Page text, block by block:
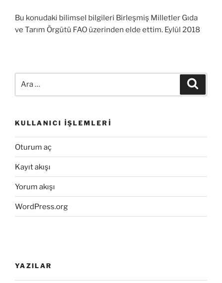
Bu konudaki bilimsel bilgileri Birleşmiş Milletler Gıda
ve Tarım Örgütü FAO üzerinden elde ettim. Eylül 2018
KULLANICI İŞLEMLERI
Oturum aç
Kayıt akışı
Yorum akışı
WordPress.org
YAZILAR